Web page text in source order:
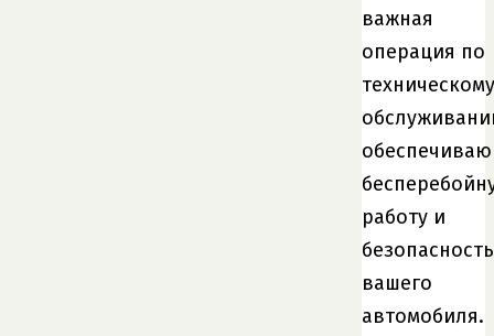
важная
операция по
техническому
работу и
безопасность
вашего
автомобиля.